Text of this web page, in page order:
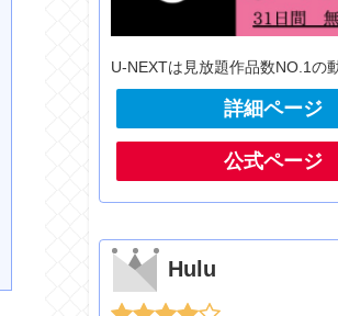
U-NEXTは見放題作品数NO.1の
詳細ページ
公式ページ
Hulu